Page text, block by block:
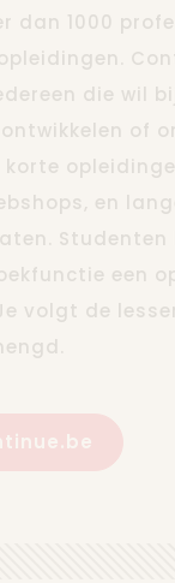
dan 1000
die wil
of
en
Studenten
een
volgt de